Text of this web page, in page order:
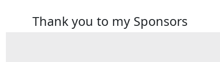
Thank you to my Sponsors